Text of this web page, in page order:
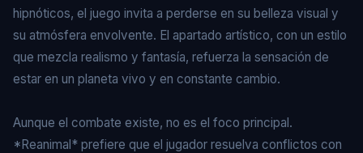
hipnóticos, el juego invita a perderse en su belleza visual y
su atmósfera envolvente. El apartado artístico, con un estilo
que mezcla realismo y fantasía, refuerza la sensación de
estar en un planeta vivo y en constante cambio.
Aunque el combate existe, no es el foco principal.
*Reanimal* prefiere que el jugador resuelva conflictos con